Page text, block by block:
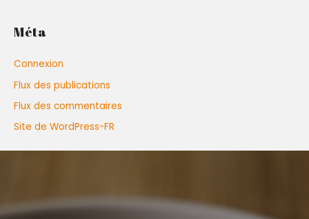
Méta
Connexion
Flux des publications
Flux des commentaires
Site de WordPress-FR